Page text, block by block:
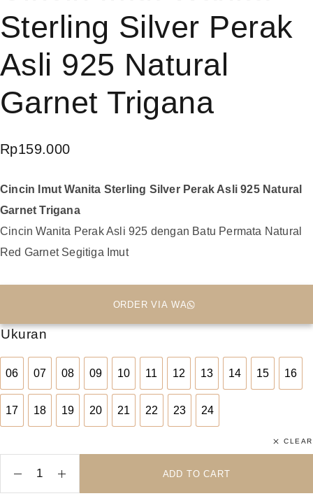
Sterling Silver Perak
Asli 925 Natural
Garnet Trigana
Rp159.000
Cincin Imut Wanita Sterling Silver Perak Asli 925 Natural
Garnet Trigana
Cincin Wanita Perak Asli 925 dengan Batu Permata Natural
Red Garnet Segitiga Imut
ORDER VIA WA
Ukuran
06
06
07
07
08
08
09
09
10
10
11
11
12
12
13
13
14
14
15
15
16
16
17
17
18
18
19
19
20
20
21
21
22
22
23
23
24
24
CLEAR
ADD TO CART